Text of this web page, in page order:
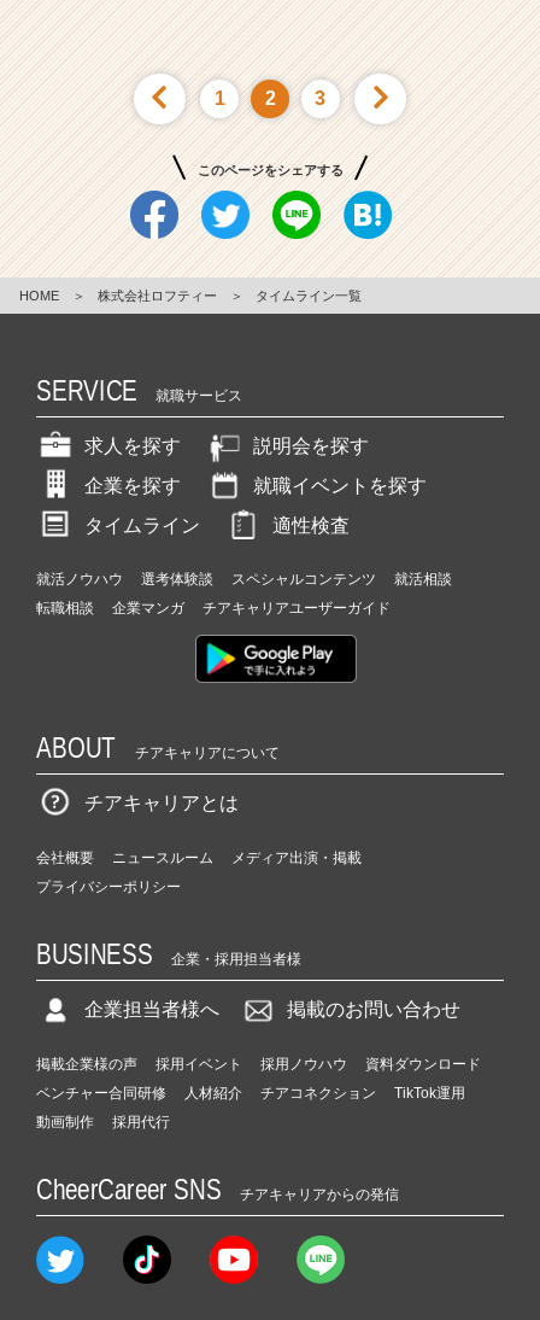
1 2 3
このページをシェアする
HOME ＞ 株式会社ロフティー ＞ タイムライン一覧
SERVICE 就職サービス
求人を探す
説明会を探す
企業を探す
就職イベントを探す
タイムライン
適性検査
就活ノウハウ 選考体験談 スペシャルコンテンツ
就活相談
転職相談
企業マンガ チアキャリアユーザーガイド
ABOUT チアキャリアについて
チアキャリアとは
会社概要 ニュースルーム
メディア出演・掲載
プライバシーポリシー
BUSINESS 企業・採用担当者様
企業担当者様へ 掲載のお問い合わせ
掲載企業様の声 採用イベント 採用ノウハウ
資料ダウンロード
ベンチャー合同研修
人材紹介 チアコネクション
TikTok運用
動画制作
採用代行
CheerCareer SNS チアキャリアからの発信